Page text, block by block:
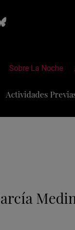
Sobre La Noche
Actividades